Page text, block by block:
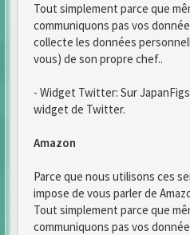
Tout simplement parce que
communiquons pas vos
collecte les données
vous) de son propre chef..
- Widget Twitter: Sur
widget de Twitter.
Amazon
Parce que nous utilisons ces
impose de vous parler de
Tout simplement parce que
communiquons pas vos